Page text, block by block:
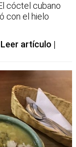
cóctel cubano
con el hielo
Leer artículo